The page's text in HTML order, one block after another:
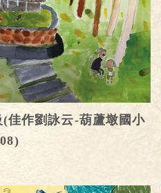
佳作劉詠云-葫蘆墩國小